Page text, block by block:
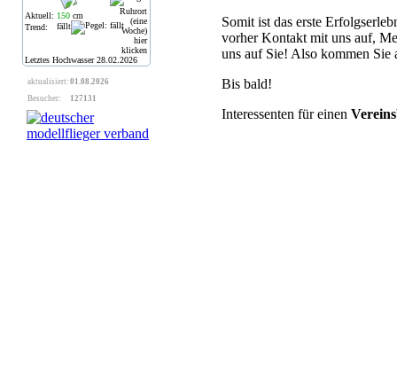
Aktuell: 150 cm
Trend:
fällt
Letztes Hochwasser28.02.2026
aktualisiert: 01.08.2026
Besucher:
127131
Somit ist das erste
vorher Kontakt mit uns auf,
uns auf Sie! Also kommen Sie
Bis bald!
Interessenten für einen